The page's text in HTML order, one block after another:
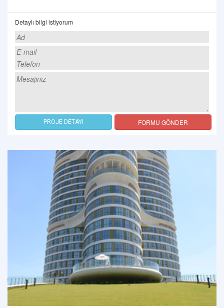
Detaylı bilgi istiyorum
PROJE DETAYI FORMU GÖNDER